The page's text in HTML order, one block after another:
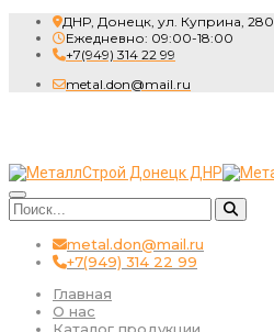
ДНР, Донецк, ул. Куприна, 280
Ежедневно: 09:00-18:00
+7(949) 314 22 99
metal.don@mail.ru
metal.don@mail.ru
+7(949) 314 22 99
Главная
О нас